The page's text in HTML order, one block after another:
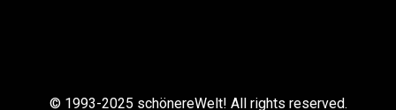
© 1993-2025 schönereWelt! All rights reserved.